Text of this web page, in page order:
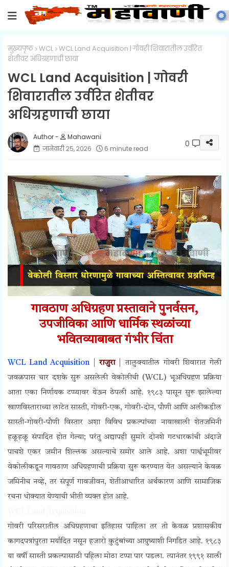
मुख्यपृष्ठ WCL WCL Land Acquisition | गोवरी शिवारातील उर्वरित
शेतीवर अधिग्रहणाची छाया
WCL Land Acquisition | गोवरी
शिवारातील उर्वरित शेतीवर
अधिग्रहणाची छाया
Mahawani
जानेवारी २५, २०२६
6 minute read 0
गावठाण अधिग्रहण प्रस्तावाने पुनर्वसन,
उपजीविका आणि धार्मिक स्थळांच्या
भवितव्याबाबत गंभीर चिंता
WCL Land Acquisition राजुरा| तालुक्यातील गोवरी शिवारात गेली
जवळपास चार दशके सुरू असलेली वेकोलीची (WCL) भूअधिग्रहण प्रक्रिया
आता एका निर्णायक टप्प्यावर येऊन ठेपली आहे. १९८३ पासून सुरू झालेल्या
खाणविस्ताराच्या लाटेत सास्ती, गोवरी-एक, गोवरी-दोन, पौणी आणि अलीकडील
सास्ती-गोवरी-पौणी विस्तार अशा विविध प्रकल्पांच्या नावाखाली शेतजमिनी
हळूहळू संपादित होत गेल्या; परंतु अद्यापही सुमारे दोनशे गटधारकांची अंदाजे
पाचशे एकर जमीन शिल्लक असल्याचे समोर आले आहे. अशा पार्श्वभूमीवर
वेकोलीकडून गावठाण अधिग्रहणाची प्रक्रिया सुरू करण्यात येत असल्याने केवळ
जमिनीच नव्हे, तर संपूर्ण गावजीवन, शेतीआधारित अर्थकारण आणि सामाजिक
रचना धोक्यात येण्याची भीती व्यक्त होत आहे.
गोवरी परिसरातील अधिग्रहणाचा इतिहास पाहिला तर तो केवळ प्रशासकीय
कागदपत्रांपुरता मर्यादित नसून हजारो कुटुंबांच्या आयुष्याशी निगडित आहे. १९८३
या वर्षी सास्ती प्रकल्पासाठी पहिला मोठा टप्पा पार पडला. त्यानंतर १९९१ साली